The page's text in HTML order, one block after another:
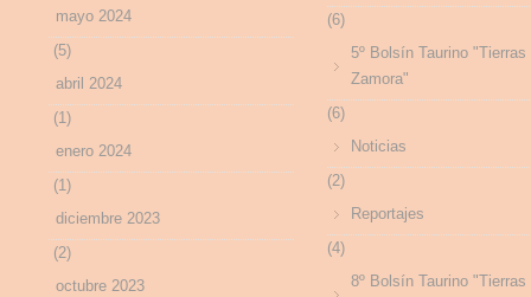
mayo 2024
(5)
abril 2024
(1)
enero 2024
(1)
diciembre 2023
(2)
octubre 2023
(6)
5º Bolsín Taurino "Tierras
Zamora"
(6)
Noticias
(2)
Reportajes
(4)
8º Bolsín Taurino "Tierras